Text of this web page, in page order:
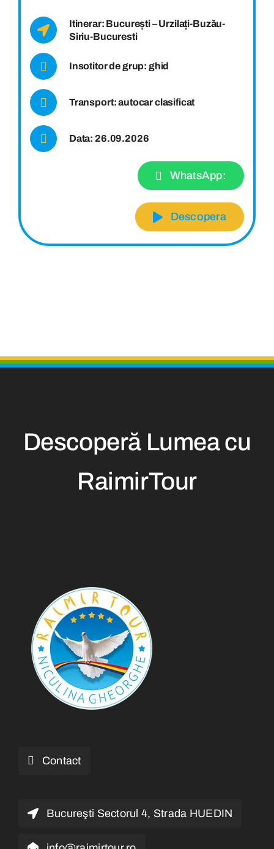
Itinerar: București – Urzilați-Buzău-
Siriu-Bucuresti
Insotitor de grup: ghid
Transport: autocar clasificat
Data: 26.09.2026
WhatsApp:
Descopera
Descoperă Lumea cu
RaimirTour
Contact
Bucureşti Sectorul 4, Strada HUEDIN